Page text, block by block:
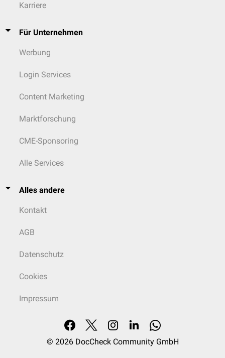
Karriere
Für Unternehmen
Werbung
Login Services
Content Marketing
Marktforschung
CME-Sponsoring
Alle Services
Alles andere
Kontakt
AGB
Datenschutz
Cookies
Impressum
© 2026 DocCheck Community GmbH